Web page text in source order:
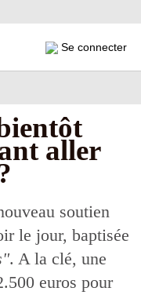
Se connecter
aller
soutien
le jour, baptisée
. A la clé, une
euros pour